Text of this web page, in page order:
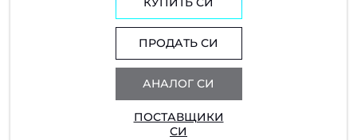
ПРОДАТЬ СИ
АНАЛОГ СИ
ПОСТАВЩИКИ
СИ